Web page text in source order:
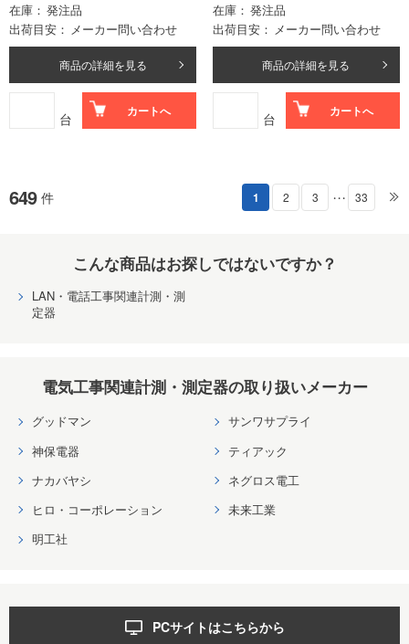
在庫
発注品
出荷目安
メーカー問い合わせ
商品の詳細を見る
台 カートへ
在庫
発注品
出荷目安
メーカー問い合わせ
商品の詳細を見る
台 カートへ
649 件 1 2 3 ・・・ 33
こんな商品はお探しではないですか？
LAN・電話工事関連計測・測
定器
電気工事関連計測・測定器の取り扱いメーカー
グッドマン
サンワサプライ
神保電器
ティアック
ナカバヤシ
ネグロス電工
ヒロ・コーポレーション
未来工業
明工社
PCサイトはこちらから